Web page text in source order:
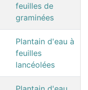
feuilles de
graminées
Plantain d'eau à
feuilles
lancéolées